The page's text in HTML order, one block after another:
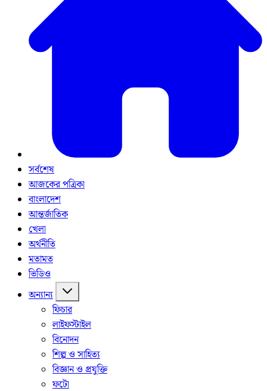
সর্বশেষ
আজকের পত্রিকা
বাংলাদেশ
আন্তর্জাতিক
খেলা
অর্থনীতি
মতামত
ভিডিও
অন্যান্য
ফিচার
লাইফস্টাইল
বিনোদন
শিল্প ও সাহিত্য
বিজ্ঞান ও প্রযুক্তি
ফটো